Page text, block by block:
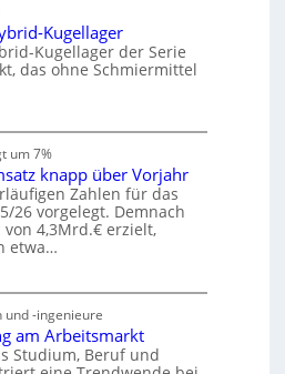
Kugellager
Kugellager der Serie
das ohne Schmiermittel
um 7%
knapp über Vorjahr
Zahlen für das
26 vorgelegt. Demnach
4,3Mrd.€ erzielt,
etwa…
und -ingenieure
am Arbeitsmarkt
Studium, Beruf und